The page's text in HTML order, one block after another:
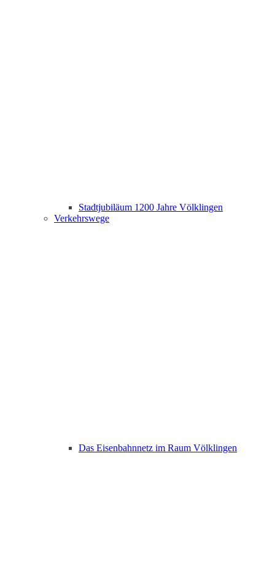
Stadtjubiläum 1200 Jahre Völklingen
Verkehrswege
Das Eisenbahnnetz im Raum Völklingen